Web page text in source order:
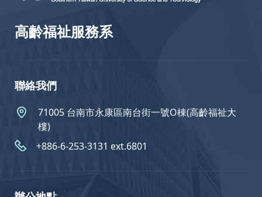
高齡福祉服務系
聯絡我們
71005 台南市永康區南台街一號O棟(高齡福祉大
樓)
+886-6-253-3131 ext.6801